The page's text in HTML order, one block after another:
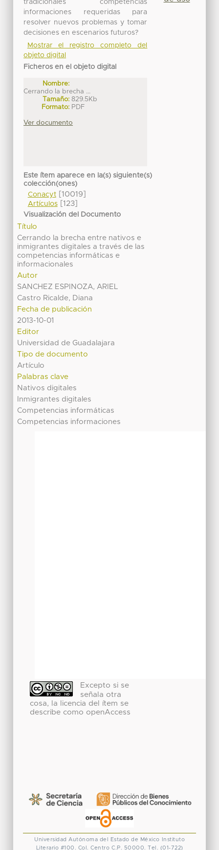
tradicionales competencias
informaciones requeridas para
resolver nuevos problemas y tomar
decisiones en escenarios futuros?
Mostrar el registro completo del
objeto digital
Ficheros en el objeto digital
Nombre:
Cerrando la brecha ...
Tamaño: 829.5Kb
Formato: PDF
Ver documento
Este ítem aparece en la(s) siguiente(s)
colección(ones)
Conacyt[10019]
Artículos[123]
Visualización del Documento
Título
Cerrando la brecha entre nativos e
inmigrantes digitales a través de las
competencias informáticas e
informacionales
Autor
SANCHEZ ESPINOZA, ARIEL
Castro Ricalde, Diana
Fecha de publicación
2013-10-01
Editor
Universidad de Guadalajara
Tipo de documento
Artículo
Palabras clave
Nativos digitales
Inmigrantes digitales
Competencias informáticas
Competencias informaciones
Excepto si se
señala otra
cosa, la licencia del ítem se
describe como openAccess
Universidad Autónoma del Estado de México
Instituto
Literario #100. Col. Centro C.P. 50000. Tel. (01-722)